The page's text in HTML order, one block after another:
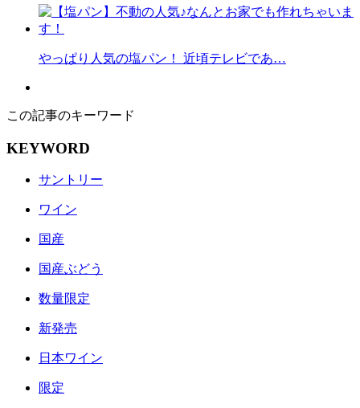
やっぱり人気の塩パン！ 近頃テレビであ…
この記事のキーワード
KEYWORD
サントリー
ワイン
国産
国産ぶどう
数量限定
新発売
日本ワイン
限定